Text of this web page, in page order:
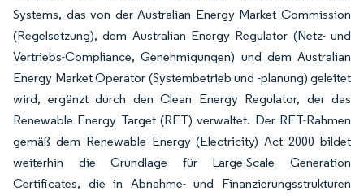
Systems, das von der Australian Energy Market Commission
(Regelsetzung), dem Australian Energy Regulator (Netz- und
Vertriebs-Compliance, Genehmigungen) und dem Australian
Energy Market Operator (Systembetrieb und -planung) geleitet
wird, ergänzt durch den Clean Energy Regulator, der das
Renewable Energy Target (RET) verwaltet. Der RET-Rahmen
gemäß dem Renewable Energy (Electricity) Act 2000 bildet
weiterhin die Grundlage für Large-Scale Generation
Certificates, die in Abnahme- und Finanzierungsstrukturen